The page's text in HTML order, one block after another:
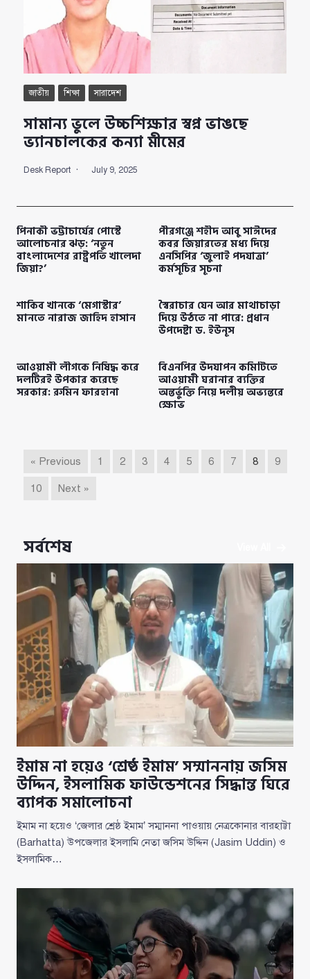
জাতীয় শিক্ষা সারাদেশ
সামান্য ভুলে উচ্চশিক্ষার স্বপ্ন ভাঙছে
ভ্যানচালকের কন্যা মীমের
Desk Report July 9, 2025
পিনাকী ভট্টাচার্যের পোস্টে
আলোচনার ঝড়: ‘নতুন
বাংলাদেশের রাষ্ট্রপতি খালেদা
জিয়া?’
পীরগঞ্জে শহীদ আবু সাঈদের
কবর জিয়ারতের মধ্য দিয়ে
এনসিপির ‘জুলাই পদযাত্রা’
কর্মসূচির সূচনা
শাকিব খানকে ‘মেগাস্টার’
মানতে নারাজ জাহিদ হাসান
স্বৈরাচার যেন আর মাথাচাড়া
দিয়ে উঠতে না পারে: প্রধান
উপদেষ্টা ড. ইউনূস
আওয়ামী লীগকে নিষিদ্ধ করে
দলটিরই উপকার করেছে
সরকার: রুমিন ফারহানা
বিএনপির উদযাপন কমিটিতে
আওয়ামী ঘরানার ব্যক্তির
অন্তর্ভুক্তি নিয়ে দলীয় অভ্যন্তরে
ক্ষোভ
« Previous 1 2 3 4 5 6 7 8 9
10 Next »
সর্বশেষ
ইমাম না হয়েও ‘শ্রেষ্ঠ ইমাম’ সম্মাননায় জসিম
উদ্দিন, ইসলামিক ফাউন্ডেশনের সিদ্ধান্ত ঘিরে
ব্যাপক সমালোচনা
ইমাম না হয়েও ‘জেলার শ্রেষ্ঠ ইমাম’ সম্মাননা পাওয়ায় নেত্রকোনার বারহাট্টা
(Barhatta) উপজেলার ইসলামি নেতা জসিম উদ্দিন (Jasim Uddin) ও
ইসলামিক…